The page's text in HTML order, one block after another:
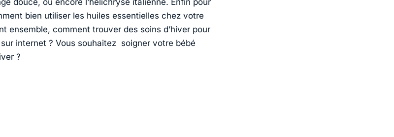
douce, ou encore l’hélichryse italienne. Enfin pour
bien utiliser les huiles essentielles chez votre
ensemble, comment trouver des soins d’hiver pour
internet ? Vous souhaitez soigner votre bébé
?